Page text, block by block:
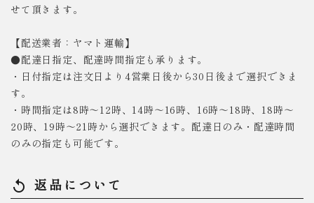
せて頂きます。
【配送業者：ヤマト運輸】
●配達日指定、配達時間指定も承ります。
・日付指定は注文日より4営業日後から30日後まで選択できま
す。
・時間指定は8時～12時、14時～16時、16時～18時、18時～
20時、19時～21時から選択できます。配達日のみ・配達時間
のみの指定も可能です。
replay 返品について